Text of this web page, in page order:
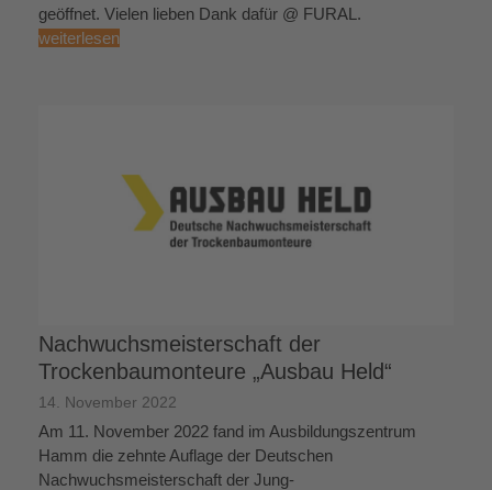
geöffnet. Vielen lieben Dank dafür @ FURAL.
weiterlesen
Nachwuchsmeisterschaft der
Trockenbaumonteure „Ausbau Held“
14. November 2022
Am 11. November 2022 fand im Ausbildungszentrum
Hamm die zehnte Auflage der Deutschen
Nachwuchsmeisterschaft der Jung-